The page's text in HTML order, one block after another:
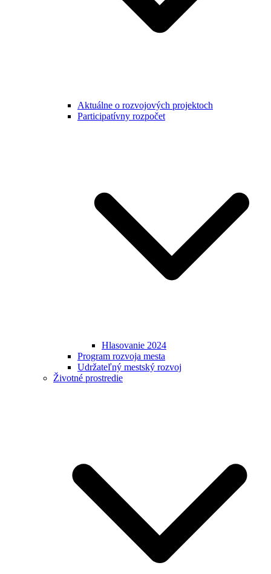
Aktuálne o rozvojových projektoch
Participatívny rozpočet
Hlasovanie 2024
Program rozvoja mesta
Udržateľný mestský rozvoj
Životné prostredie